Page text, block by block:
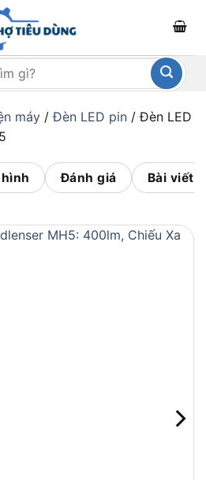
máy /Đèn LED pin /Đèn LED
Đánh giá Bài viết